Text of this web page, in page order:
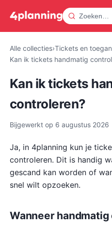
Alle collecties›Tickets en
Kan ik tickets handmatig
Kan ik tickets
controleren?
Bijgewerkt op 6 augustus 2026
Ja, in 4planning kun je
controleren. Dit is handig
gescand kan worden of
snel wilt opzoeken.
Wanneer